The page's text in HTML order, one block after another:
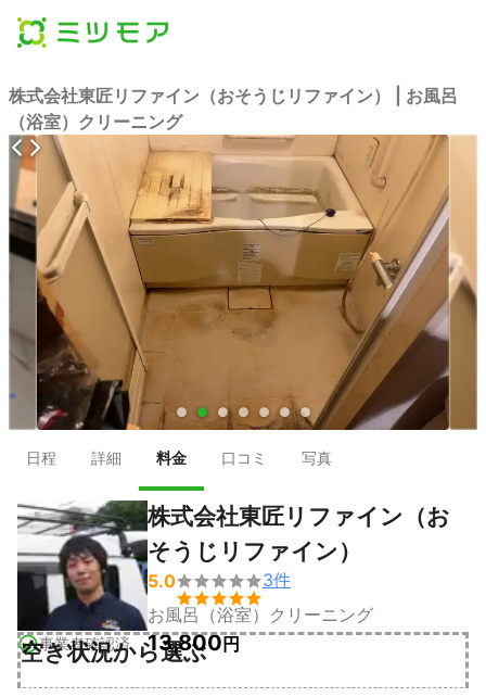
株式会社東匠リファイン（おそうじリファイン） | お風呂
（浴室）クリーニング
● ● ● ● ● ● ●
日程 詳細 料金 口コミ 写真
事業者確認済
株式会社東匠リファイン（お
そうじリファイン）
5.0

3件
お風呂（浴室）クリーニング
13,800円
空き状況から選ぶ